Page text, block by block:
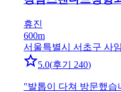
휴진
600m
서울특별시 서초구 사
5.0(후기 240)
"발톱이 다쳐 방문했